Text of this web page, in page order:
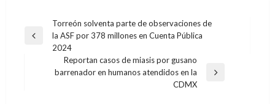
Navegación
de
entradas
Entrada
Torreón solventa parte de observaciones de
la ASF por 378 millones en Cuenta Pública
2024
Entrada
Reportan casos de miasis por gusano
barrenador en humanos atendidos en la
CDMX